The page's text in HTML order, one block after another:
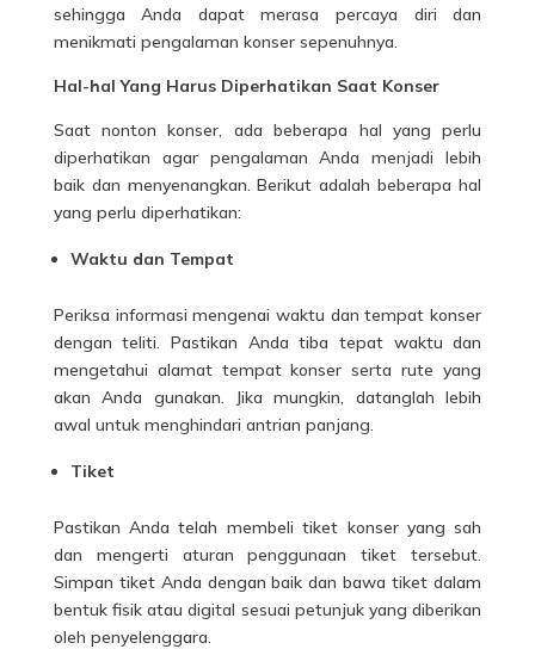
sehingga Anda dapat merasa percaya diri dan
menikmati pengalaman konser sepenuhnya.
Hal-hal Yang Harus Diperhatikan Saat Konser
Saat nonton konser, ada beberapa hal yang perlu
diperhatikan agar pengalaman Anda menjadi lebih
baik dan menyenangkan. Berikut adalah beberapa hal
yang perlu diperhatikan:
Waktu dan Tempat
Periksa informasi mengenai waktu dan tempat konser
dengan teliti. Pastikan Anda tiba tepat waktu dan
mengetahui alamat tempat konser serta rute yang
akan Anda gunakan. Jika mungkin, datanglah lebih
awal untuk menghindari antrian panjang.
Tiket
Pastikan Anda telah membeli tiket konser yang sah
dan mengerti aturan penggunaan tiket tersebut.
Simpan tiket Anda dengan baik dan bawa tiket dalam
bentuk fisik atau digital sesuai petunjuk yang diberikan
oleh penyelenggara.